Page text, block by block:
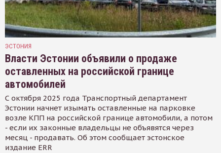
ЭСТОНИЯ
Власти Эстонии объявили о продаже
оставленных на российской границе
автомобилей
С октября 2025 года Транспортный департамент
Эстонии начнет изымать оставленные на парковке
возле КПП на российской границе автомобили, а потом
- если их законные владельцы не объявятся через
месяц - продавать. Об этом сообщает эстонское
издание ERR